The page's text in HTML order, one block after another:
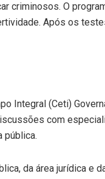
criminosos. O
Após os
Integral (Ceti)
com
pública.
da área jurídica e